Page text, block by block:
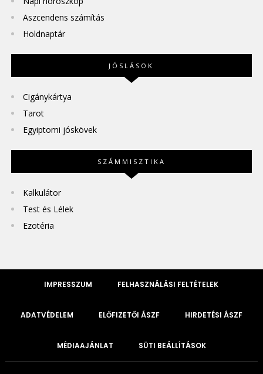
Aszcendens számítás
Holdnaptár
JÓSLÁSOK
Cigánykártya
Tarot
Egyiptomi jóskövek
SZÁMMISZTIKA
Kalkulátor
Test és Lélek
Ezotéria
IMPRESSZUM FELHASZNÁLÁSI FELTÉTELEK
ADATVÉDELEM ELŐFIZETŐI ÁSZF HIRDETÉSI ÁSZF
MÉDIAAJÁNLAT SÜTI BEÁLLÍTÁSOK